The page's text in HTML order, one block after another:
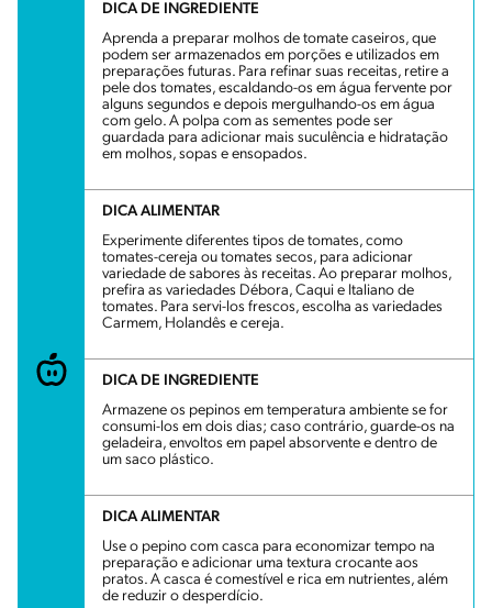
DICA DE INGREDIENTE
Aprenda a preparar molhos de tomate caseiros, que
podem ser armazenados em porções e utilizados em
preparações futuras. Para refinar suas receitas, retire a
pele dos tomates, escaldando-os em água fervente por
alguns segundos e depois mergulhando-os em água
com gelo. A polpa com as sementes pode ser
guardada para adicionar mais suculência e hidratação
em molhos, sopas e ensopados.
DICA ALIMENTAR
Experimente diferentes tipos de tomates, como
tomates-cereja ou tomates secos, para adicionar
variedade de sabores às receitas. Ao preparar molhos,
prefira as variedades Débora, Caqui e Italiano de
tomates. Para servi-los frescos, escolha as variedades
Carmem, Holandês e cereja.
DICA DE INGREDIENTE
Armazene os pepinos em temperatura ambiente se for
consumi-los em dois dias; caso contrário, guarde-os na
geladeira, envoltos em papel absorvente e dentro de
um saco plástico.
DICA ALIMENTAR
Use o pepino com casca para economizar tempo na
preparação e adicionar uma textura crocante aos
pratos. A casca é comestível e rica em nutrientes, além
de reduzir o desperdício.